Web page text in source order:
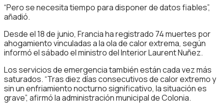
“Pero se necesita tiempo para disponer de datos fiables”,
añadió.
Desde el 18 de junio, Francia ha registrado 74 muertes por
ahogamiento vinculadas a la ola de calor extrema, según
informó el sábado el ministro del Interior Laurent Nuñez.
Los servicios de emergencia también están cada vez más
saturados. “Tras diez días consecutivos de calor extremo y
sin un enfriamiento nocturno significativo, la situación es
grave”, afirmó la administración municipal de Colonia.